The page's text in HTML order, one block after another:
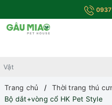
Trang chủ Thời trang thú
Bộ dắt+vòng cổ HK Pet Style